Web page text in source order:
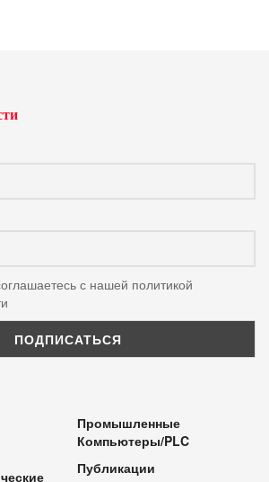
с нашей политикой
Промышленные
Компьютеры/PLC
Публикации